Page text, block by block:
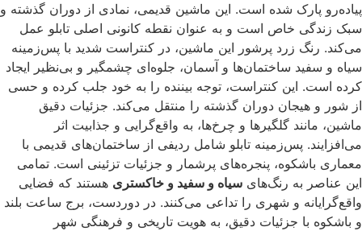
پیاده‌رو پارک شده است. این ماشین قدیمی، نمادی از دوران گذشته و
سبک زندگی خاص است و به عنوان نقطه کانونی اصلی تابلو عمل
می‌کند. رنگ زرد پرشور این ماشین، در کنتراست شدید با پس‌زمینه
سیاه و سفید ساختمان‌ها و آسمان، جلوه‌ای چشمگیر و بی‌نظیر ایجاد
کرده است. این کنتراست، توجه بیننده را به خود جلب کرده و حسی
از شور و هیجان دوران گذشته را منتقل می‌کند. جزئیات دقیق
ماشین، مانند گلگیرها و چرخ‌ها، به واقع‌گرایی و جذابیت اثر
می‌افزایند. پس‌زمینه تابلو شامل ردیفی از ساختمان‌های قدیمی با
معماری باشکوه، پنجره‌های پرشمار و جزئیات تزئینی است. تمامی
این عناصر به رنگ‌های سیاه و سفید و خاکستری هستند که فضایی
واقع‌گرایانه و شهری را تداعی می‌کنند. در دوردست، برج ساعت بلند
و باشکوه با جزئیات دقیق، به هویت تاریخی و فرهنگی شهر